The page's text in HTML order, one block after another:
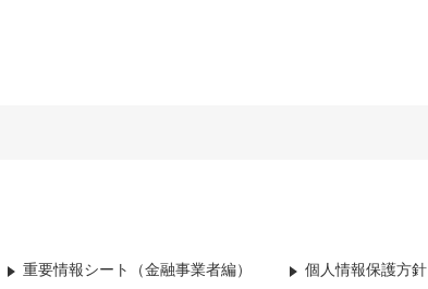
重要情報シート（金融事業者編） 個人情報保護方針